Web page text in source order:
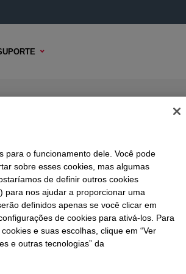
OPÇÕES DE COMPRA
para o funcionamento dele. Você pode
sobre esses cookies, mas algumas
de definir outros cookies
para nos ajudar a proporcionar uma
definidos apenas se você clicar em
de cookies para ativá-los. Para
e suas escolhas, clique em “Ver
e outras tecnologias” da